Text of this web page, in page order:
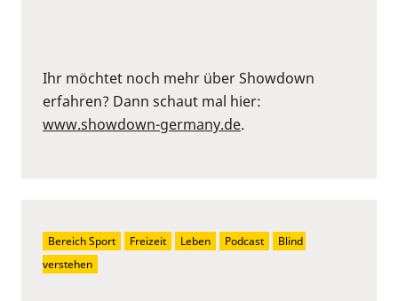
Ihr möchtet noch mehr über Showdown
erfahren? Dann schaut mal hier:
www.showdown-germany.de.
Bereich Sport Freizeit Leben Podcast
Blind
verstehen